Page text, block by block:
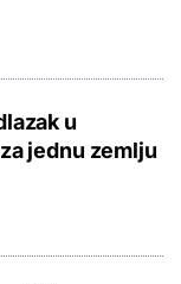
u
jednu zemlju